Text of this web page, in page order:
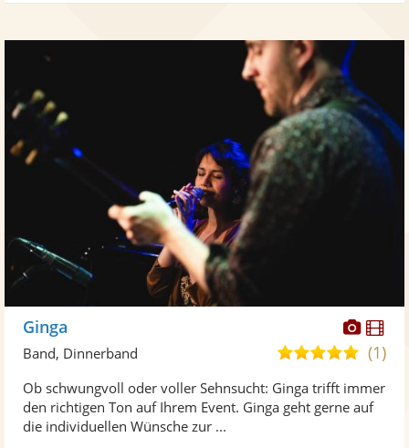
Fotos
Ginga
5,0
5
(1)
Band, Dinnerband
Ob schwungvoll oder voller Sehnsucht: Ginga trifft immer
den richtigen Ton auf Ihrem Event. Ginga geht gerne auf
die individuellen Wünsche zur ...